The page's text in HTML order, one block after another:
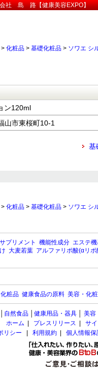
会社 島 路【健康美容EXPO】
> 化粧品 > 基礎化粧品 > ソワエ シ
ン120ml
市東桜町10-1
基
> 化粧品 > 基礎化粧品 > ソワエ シ
サプリメント 機能性成分 エステ
大麦若葉 アルファリポ酸(αリポ
化粧品 健康食品の原料 美容・化
自然食品 健康用品・器具 美容
ホーム
プレスリリース
サ
リシー
利用規約 個人情報